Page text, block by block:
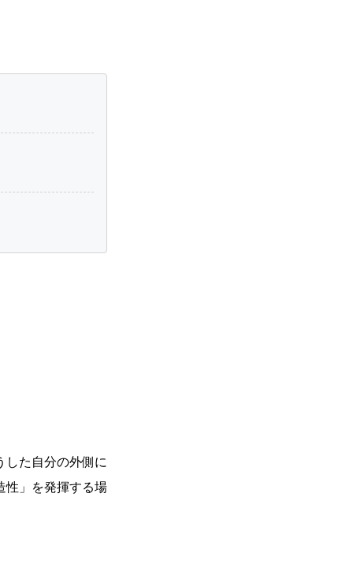
した自分の外側に
性」を発揮する場